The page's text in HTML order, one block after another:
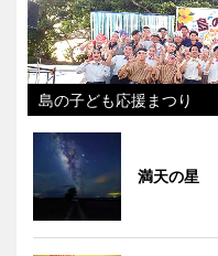
島の子ども応援まつり
満天の星